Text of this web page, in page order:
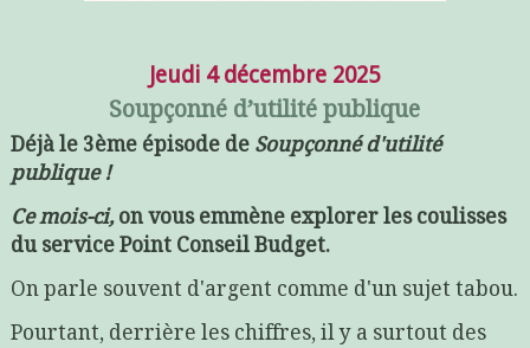
Jeudi 4 décembre 2025
Soupçonné d’utilité publique
Déjà le 3ème épisode de Soupçonné d'utilité
publique !
Ce mois-ci, on vous emmène explorer les coulisses
du service Point Conseil Budget.
On parle souvent d'argent comme d'un sujet tabou.
Pourtant, derrière les chiffres, il y a surtout des